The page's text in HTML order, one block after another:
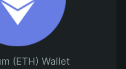
(ETH) Wallet